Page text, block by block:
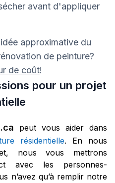
avant d'appliquer
approximative du
de peinture?
de coût!
pour un projet
peut vous aider dans
résidentielle. En nous
nous vous mettrons
avec les personnes-
n’avez qu’à remplir notre